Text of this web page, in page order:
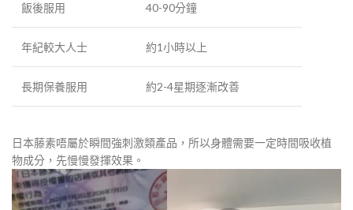
飯後服用 40-90分鐘
年紀較大人士 約1小時以上
長期保養服用 約2-4星期逐漸改善
日本藤素唔屬於瞬間強刺激類產品，所以身體需要一定時間吸收植
物成分，先慢慢發揮效果。